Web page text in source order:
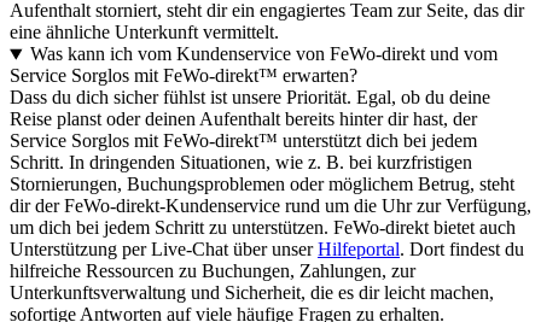
Aufenthalt storniert, steht dir ein engagiertes Team zur Seite, das dir
eine ähnliche Unterkunft vermittelt.
Was kann ich vom Kundenservice von FeWo-direkt und vom
Service Sorglos mit FeWo-direkt™ erwarten?
Dass du dich sicher fühlst ist unsere Priorität. Egal, ob du deine
Reise planst oder deinen Aufenthalt bereits hinter dir hast, der
Service Sorglos mit FeWo-direkt™ unterstützt dich bei jedem
Schritt. In dringenden Situationen, wie z. B. bei kurzfristigen
Stornierungen, Buchungsproblemen oder möglichem Betrug, steht
dir der FeWo-direkt-Kundenservice rund um die Uhr zur Verfügung,
um dich bei jedem Schritt zu unterstützen. FeWo-direkt bietet auch
Unterstützung per Live-Chat über unserHilfeportal. Dort findest du
hilfreiche Ressourcen zu Buchungen, Zahlungen, zur
Unterkunftsverwaltung und Sicherheit, die es dir leicht machen,
sofortige Antworten auf viele häufige Fragen zu erhalten.